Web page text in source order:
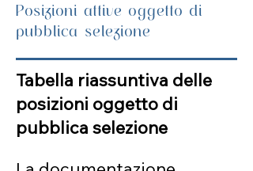
Posizioni attive oggetto di
pubblica selezione
Tabella riassuntiva delle
posizioni oggetto di
pubblica selezione